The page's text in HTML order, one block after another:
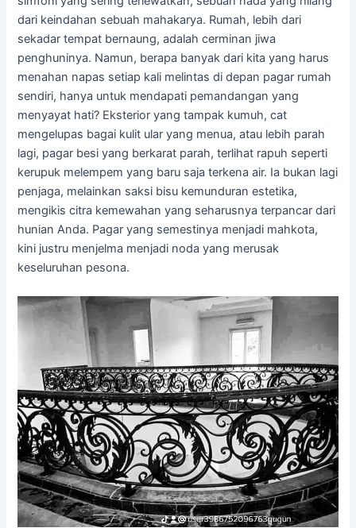
dari keindahan sebuah mahakarya. Rumah, lebih dari
sekadar tempat bernaung, adalah cerminan jiwa
penghuninya. Namun, berapa banyak dari kita yang harus
menahan napas setiap kali melintas di depan pagar rumah
sendiri, hanya untuk mendapati pemandangan yang
menyayat hati? Eksterior yang tampak kumuh, cat
mengelupas bagai kulit ular yang menua, atau lebih parah
lagi, pagar besi yang berkarat parah, terlihat rapuh seperti
kerupuk melempem yang baru saja terkena air. Ia bukan lagi
penjaga, melainkan saksi bisu kemunduran estetika,
mengikis citra kemewahan yang seharusnya terpancar dari
hunian Anda. Pagar yang semestinya menjadi mahkota,
kini justru menjelma menjadi noda yang merusak
keseluruhan pesona.